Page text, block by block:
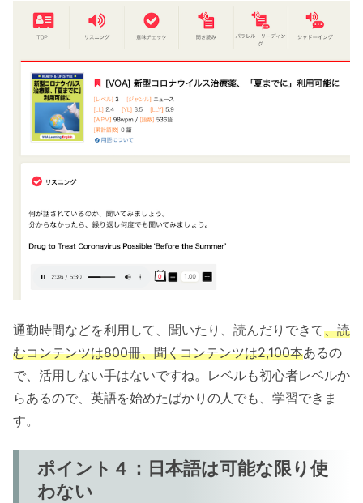
通勤時間などを利用して、聞いたり、読んだりできて、読
むコンテンツは800冊、聞くコンテンツは2,100本あるの
で、活用しない手はないですね。レベルも初心者レベルか
らあるので、英語を始めたばかりの人でも、学習できま
す。
ポイント４：日本語は可能な限り使
わない